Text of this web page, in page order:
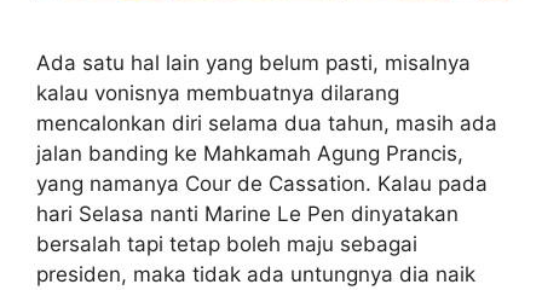
Ada satu hal lain yang belum pasti, misalnya
kalau vonisnya membuatnya dilarang
mencalonkan diri selama dua tahun, masih ada
jalan banding ke Mahkamah Agung Prancis,
yang namanya Cour de Cassation. Kalau pada
hari Selasa nanti Marine Le Pen dinyatakan
bersalah tapi tetap boleh maju sebagai
presiden, maka tidak ada untungnya dia naik